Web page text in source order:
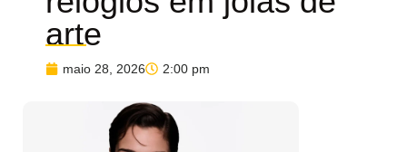
arte
maio 28, 2026 2:00 pm